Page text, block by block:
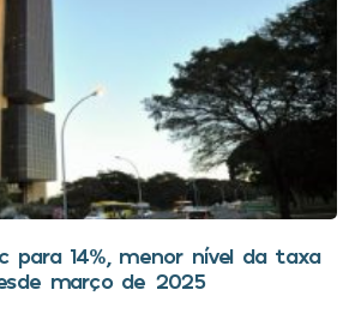
para 14%, menor nível da taxa
março de 2025